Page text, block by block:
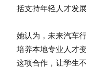
括支持年轻人才发
她认为，未来汽车
培养本地专业人才
这项合作，让学生